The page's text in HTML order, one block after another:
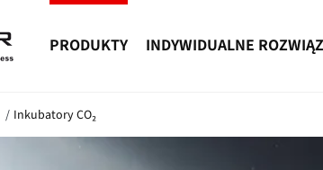
PRODUKTY INDYWIDUALNE
Inkubatory CO₂